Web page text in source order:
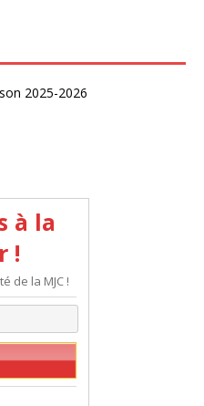
2025-2026
à la
!
de la MJC !